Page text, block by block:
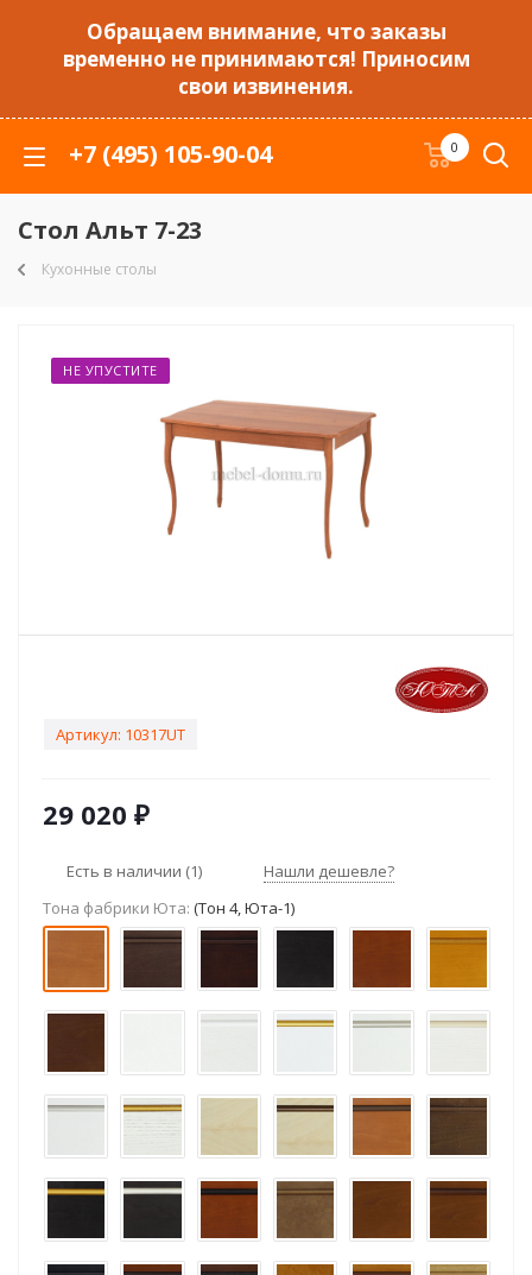
Обращаем внимание, что заказы
временно не принимаются! Приносим
свои извинения.
+7 (495) 105-90-04 0
Стол Альт 7-23
Кухонные столы
НЕ УПУСТИТЕ
Артикул: 10317UT
29 020 ₽
Есть в наличии (1)
Нашли дешевле?
Тона фабрики Юта: (Тон 4, Юта-1)